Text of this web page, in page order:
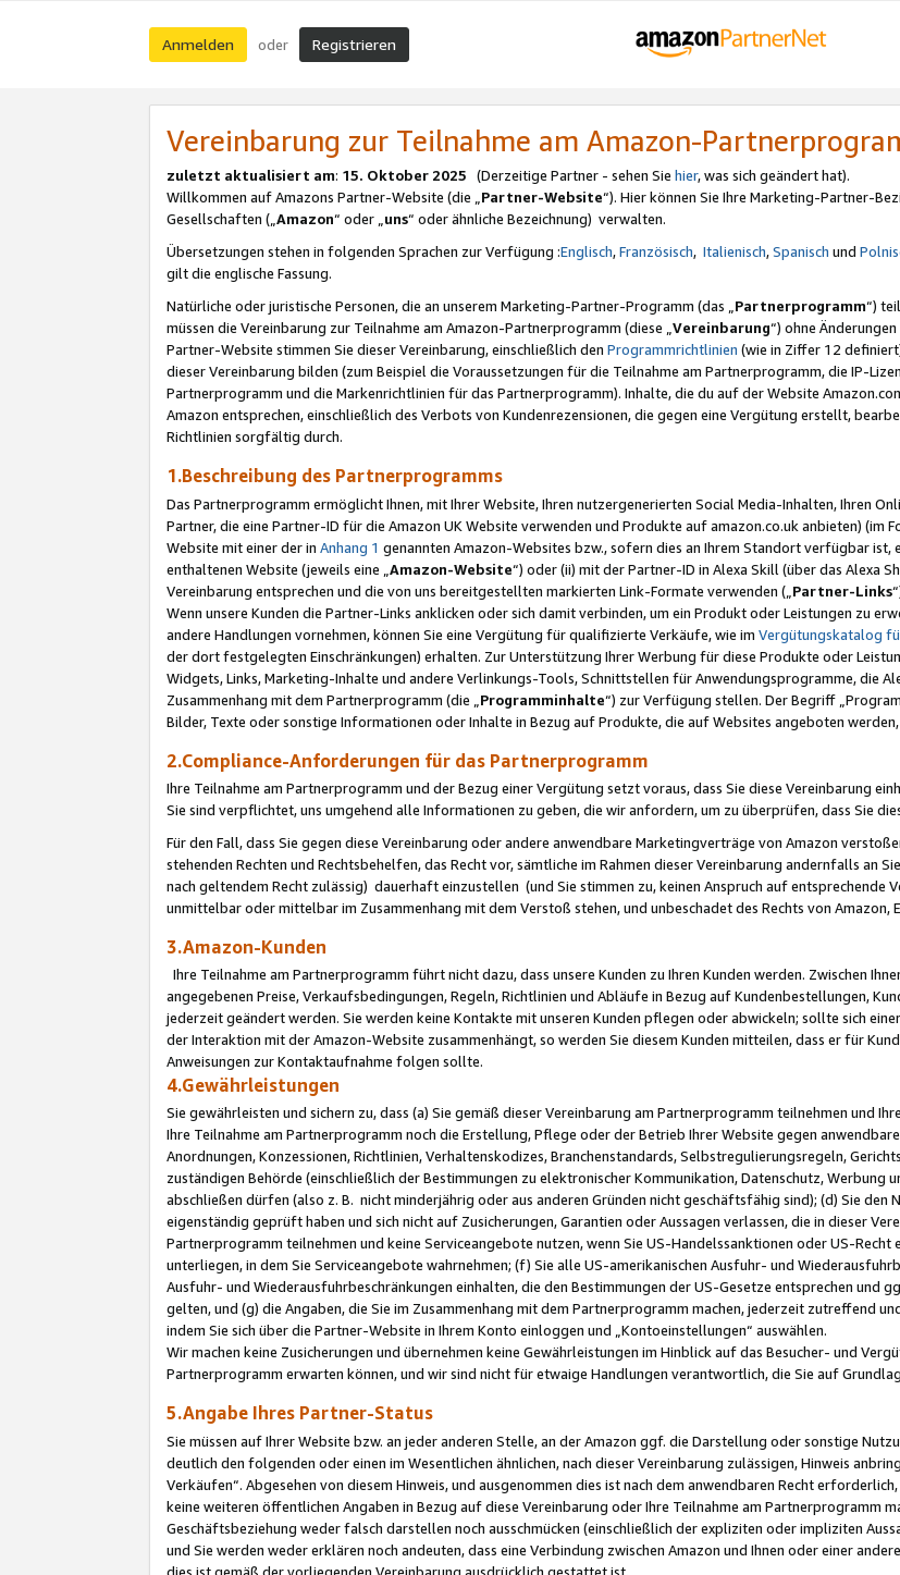
Anmelden oder Registrieren
Vereinbarung zur Teilnahme am Amazon-
zuletzt aktualisiert am: 15. Oktober 2025 (Derzeitige Partner - sehen Sie hier, was sich geändert hat).
Willkommen auf Amazons Partner-Website (die „Partner-Website“). Hier können Sie Ihre Marketing-Partner-
Gesellschaften („Amazon“ oder „uns“ oder ähnliche Bezeichnung) verwalten.
Übersetzungen stehen in folgenden Sprachen zur Verfügung :Englisch,Französisch, Italienisch,Spanisch und
gilt die englische Fassung.
Natürliche oder juristische Personen, die an unserem Marketing-Partner-Programm (das „Partnerprogramm“)
müssen die Vereinbarung zur Teilnahme am Amazon-Partnerprogramm (diese „Vereinbarung“) ohne
Partner-Website stimmen Sie dieser Vereinbarung, einschließlich den Programmrichtlinien (wie in Ziffer 12
dieser Vereinbarung bilden (zum Beispiel die Voraussetzungen für die Teilnahme am Partnerprogramm, die IP-
Partnerprogramm und die Markenrichtlinien für das Partnerprogramm). Inhalte, die du auf der Website
Amazon entsprechen, einschließlich des Verbots von Kundenrezensionen, die gegen eine Vergütung erstellt,
Richtlinien sorgfältig durch.
1.Beschreibung des Partnerprogramms
Das Partnerprogramm ermöglicht Ihnen, mit Ihrer Website, Ihren nutzergenerierten Social Media-Inhalten, Ihren
Partner, die eine Partner-ID für die Amazon UK Website verwenden und Produkte auf amazon.co.uk anbieten) (im
Website mit einer der in Anhang 1 genannten Amazon-Websites bzw., sofern dies an Ihrem Standort verfügbar ist,
enthaltenen Website (jeweils eine „ Amazon-Website“) oder (ii) mit der Partner-ID in Alexa Skill (über das Alexa
Vereinbarung entsprechen und die von uns bereitgestellten markierten Link-Formate verwenden („ Partner-Links
Wenn unsere Kunden die Partner-Links anklicken oder sich damit verbinden, um ein Produkt oder Leistungen zu
andere Handlungen vornehmen, können Sie eine Vergütung für qualifizierte Verkäufe, wie im Vergütungskatalog
der dort festgelegten Einschränkungen) erhalten. Zur Unterstützung Ihrer Werbung für diese Produkte oder
Widgets, Links, Marketing-Inhalte und andere Verlinkungs-Tools, Schnittstellen für Anwendungsprogramme, die
Zusammenhang mit dem Partnerprogramm (die „ Programminhalte“) zur Verfügung stellen. Der Begriff
Bilder, Texte oder sonstige Informationen oder Inhalte in Bezug auf Produkte, die auf Websites angeboten
2.Compliance-Anforderungen für das Partnerprogramm
Ihre Teilnahme am Partnerprogramm und der Bezug einer Vergütung setzt voraus, dass Sie diese Vereinbarung
Sie sind verpflichtet, uns umgehend alle Informationen zu geben, die wir anfordern, um zu überprüfen, dass Sie
Für den Fall, dass Sie gegen diese Vereinbarung oder andere anwendbare Marketingverträge von Amazon
stehenden Rechten und Rechtsbehelfen, das Recht vor, sämtliche im Rahmen dieser Vereinbarung andernfalls an
nach geltendem Recht zulässig) dauerhaft einzustellen (und Sie stimmen zu, keinen Anspruch auf entsprechende
unmittelbar oder mittelbar im Zusammenhang mit dem Verstoß stehen, und unbeschadet des Rechts von Amazon,
3.Amazon-Kunden
Ihre Teilnahme am Partnerprogramm führt nicht dazu, dass unsere Kunden zu Ihren Kunden werden. Zwischen
angegebenen Preise, Verkaufsbedingungen, Regeln, Richtlinien und Abläufe in Bezug auf Kundenbestellungen,
jederzeit geändert werden. Sie werden keine Kontakte mit unseren Kunden pflegen oder abwickeln; sollte sich
der Interaktion mit der Amazon-Website zusammenhängt, so werden Sie diesem Kunden mitteilen, dass er für
Anweisungen zur Kontaktaufnahme folgen sollte.
4.Gewährleistungen
Sie gewährleisten und sichern zu, dass (a) Sie gemäß dieser Vereinbarung am Partnerprogramm teilnehmen und
Ihre Teilnahme am Partnerprogramm noch die Erstellung, Pflege oder der Betrieb Ihrer Website gegen
Anordnungen, Konzessionen, Richtlinien, Verhaltenskodizes, Branchenstandards, Selbstregulierungsregeln,
zuständigen Behörde (einschließlich der Bestimmungen zu elektronischer Kommunikation, Datenschutz, Werbung
abschließen dürfen (also z. B. nicht minderjährig oder aus anderen Gründen nicht geschäftsfähig sind); (d) Sie
eigenständig geprüft haben und sich nicht auf Zusicherungen, Garantien oder Aussagen verlassen, die in dieser
Partnerprogramm teilnehmen und keine Serviceangebote nutzen, wenn Sie US-Handelssanktionen oder US-Recht
unterliegen, in dem Sie Serviceangebote wahrnehmen; (f) Sie alle US-amerikanischen Ausfuhr- und
Ausfuhr- und Wiederausfuhrbeschränkungen einhalten, die den Bestimmungen der US-Gesetze entsprechen und
gelten, und (g) die Angaben, die Sie im Zusammenhang mit dem Partnerprogramm machen, jederzeit zutreffend
indem Sie sich über die Partner-Website in Ihrem Konto einloggen und „Kontoeinstellungen“ auswählen.
Wir machen keine Zusicherungen und übernehmen keine Gewährleistungen im Hinblick auf das Besucher- und
Partnerprogramm erwarten können, und wir sind nicht für etwaige Handlungen verantwortlich, die Sie auf
5.Angabe Ihres Partner-Status
Sie müssen auf Ihrer Website bzw. an jeder anderen Stelle, an der Amazon ggf. die Darstellung oder sonstige
deutlich den folgenden oder einen im Wesentlichen ähnlichen, nach dieser Vereinbarung zulässigen, Hinweis
Verkäufen“. Abgesehen von diesem Hinweis, und ausgenommen dies ist nach dem anwendbaren Recht
keine weiteren öffentlichen Angaben in Bezug auf diese Vereinbarung oder Ihre Teilnahme am Partnerprogramm
Geschäftsbeziehung weder falsch darstellen noch ausschmücken (einschließlich der expliziten oder impliziten
und Sie werden weder erklären noch andeuten, dass eine Verbindung zwischen Amazon und Ihnen oder einer
dies ist gemäß der vorliegenden Vereinbarung ausdrücklich gestattet ist.